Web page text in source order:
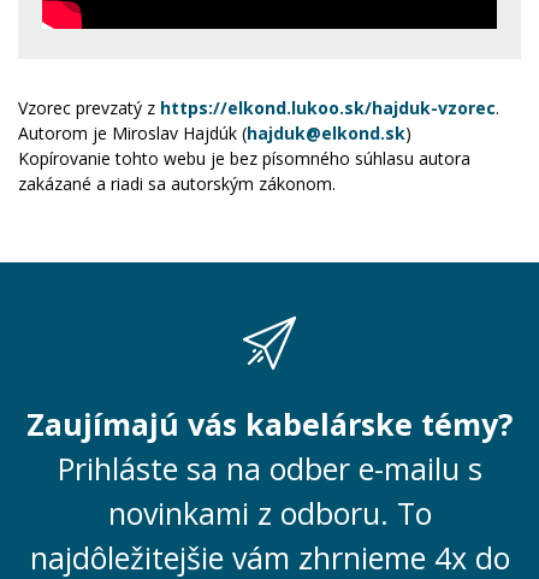
Vzorec prevzatý z https://elkond.lukoo.sk/hajduk-vzorec.
Autorom je Miroslav Hajdúk (hajduk@elkond.sk)
Kopírovanie tohto webu je bez písomného súhlasu autora
zakázané a riadi sa autorským zákonom.
Zaujímajú vás kabelárske témy?
Prihláste sa na odber e-mailu s
novinkami z odboru. To
najdôležitejšie vám zhrnieme 4x do